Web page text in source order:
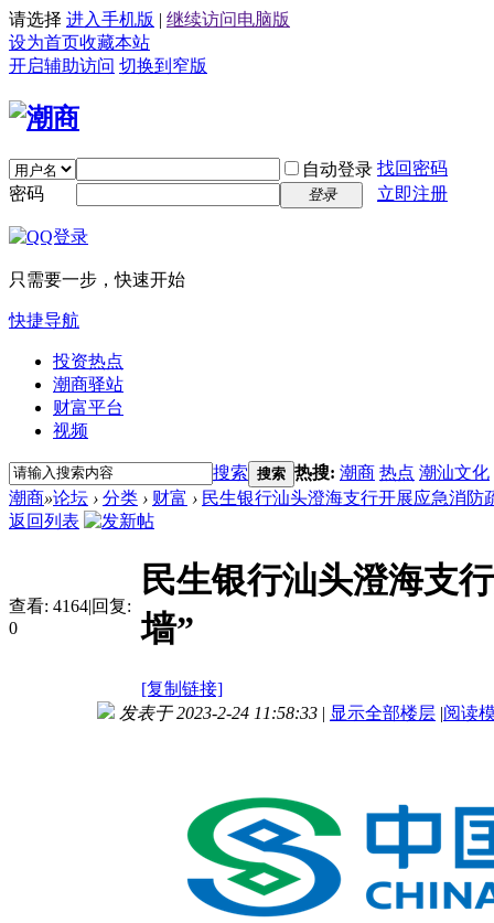
请选择 进入手机版 | 继续访问电脑版
设为首页收藏本站
开启辅助访问 切换到窄版
自动登录 找回密码
密码
登录 立即注册
只需要一步，快速开始
快捷导航
投资热点
潮商驿站
财富平台
视频
搜索 搜索 热搜: 潮商 热点 潮汕文化
潮商»论坛 › 分类 › 财富 › 民生银行汕头澄海支行开展应急消防
返回列表
查看: 4164|回复:
0
民生银行汕头澄海支
墙”
[复制链接]
发表于 2023-2-24 11:58:33 | 显示全部楼层 |阅读